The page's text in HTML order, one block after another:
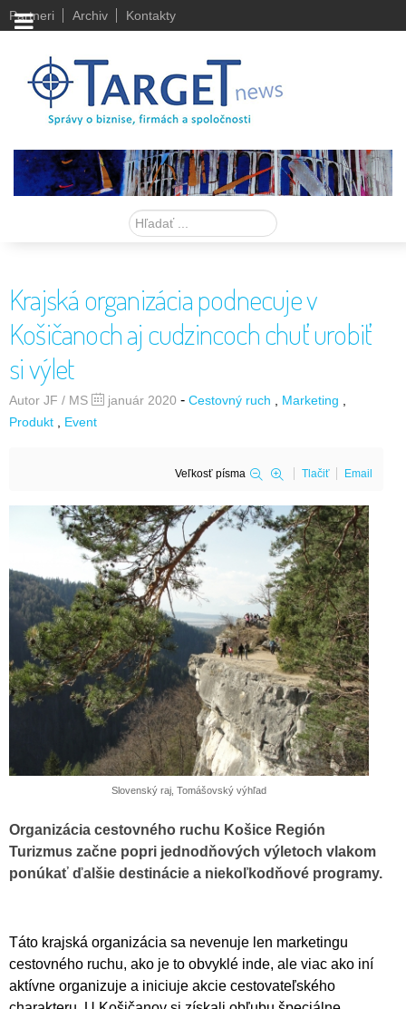
Partneri Archiv Kontakty
Hľadať
Krajská organizácia podnecuje v
Košičanoch aj cudzincoch chuť urobiť
si výlet
Autor JF / MS január 2020 - Cestovný ruch
Marketing
Produkt
Event
Veľkosť písma Tlačiť Email
Slovenský raj, Tomášovský výhľad
Organizácia cestovného ruchu Košice Región
Turizmus začne popri jednodňových výletoch vlakom
ponúkať ďalšie destinácie a niekoľkodňové programy.
Táto krajská organizácia sa nevenuje len marketingu
cestovného ruchu, ako je to obvyklé inde, ale viac ako iní
aktívne organizuje a iniciuje akcie cestovateľského